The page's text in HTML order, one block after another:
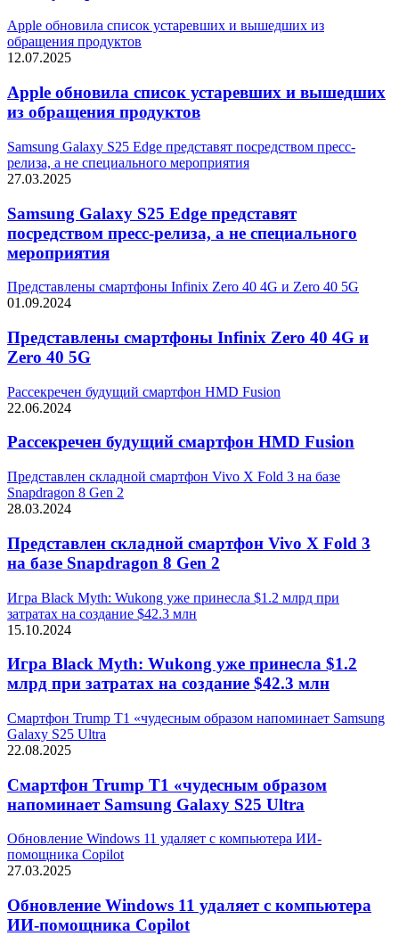
Apple обновила список устаревших и вышедших из
обращения продуктов
12.07.2025
Apple обновила список устаревших и вышедших
из обращения продуктов
Samsung Galaxy S25 Edge представят посредством пресс-
релиза, а не специального мероприятия
27.03.2025
Samsung Galaxy S25 Edge представят
посредством пресс-релиза, а не специального
мероприятия
Представлены смартфоны Infinix Zero 40 4G и Zero 40 5G
01.09.2024
Представлены смартфоны Infinix Zero 40 4G и
Zero 40 5G
Рассекречен будущий смартфон HMD Fusion
22.06.2024
Рассекречен будущий смартфон HMD Fusion
Представлен складной смартфон Vivo X Fold 3 на базе
Snapdragon 8 Gen 2
28.03.2024
Представлен складной смартфон Vivo X Fold 3
на базе Snapdragon 8 Gen 2
Игра Black Myth: Wukong уже принесла $1.2 млрд при
затратах на создание $42.3 млн
15.10.2024
Игра Black Myth: Wukong уже принесла $1.2
млрд при затратах на создание $42.3 млн
Смартфон Trump T1 «чудесным образом напоминает Samsung
Galaxy S25 Ultra
22.08.2025
Смартфон Trump T1 «чудесным образом
напоминает Samsung Galaxy S25 Ultra
Обновление Windows 11 удаляет с компьютера ИИ-
помощника Copilot
27.03.2025
Обновление Windows 11 удаляет с компьютера
ИИ-помощника Copilot